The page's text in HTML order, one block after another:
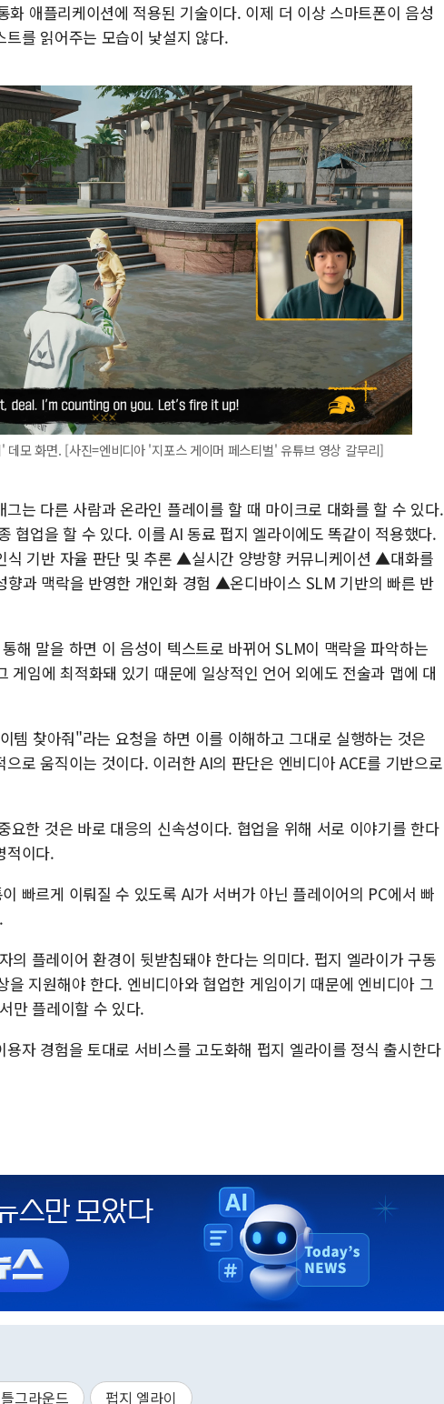
화 애플리케이션에 적용된 기술이다. 이제 더 이상 스마트폰이 음성
를 읽어주는 모습이 낯설지 않다.
모 화면. [사진=엔비디아 '지포스 게이머 페스티벌' 유튜브 영상 갈무리]
는 다른 사람과 온라인 플레이를 할 때 마이크로 대화를 할 수 있다.
협업을 할 수 있다. 이를 AI 동료 펍지 엘라이에도 똑같이 적용했다.
기반 자율 판단 및 추론 ▲실시간 양방향 커뮤니케이션 ▲대화를
과 맥락을 반영한 개인화 경험 ▲온디바이스 SLM 기반의 빠른 반
해 말을 하면 이 음성이 텍스트로 바뀌어 SLM이 맥락을 파악하는
게임에 최적화돼 있기 때문에 일상적인 언어 외에도 전술과 맵에 대
템 찾아줘"라는 요청을 하면 이를 이해하고 그대로 실행하는 것은
로 움직이는 것이다. 이러한 AI의 판단은 엔비디아 ACE를 기반으로
요한 것은 바로 대응의 신속성이다. 협업을 위해 서로 이야기를 한다
적이다.
빠르게 이뤄질 수 있도록 AI가 서버가 아닌 플레이어의 PC에서 빠
의 플레이어 환경이 뒷받침돼야 한다는 의미다. 펍지 엘라이가 구동
을 지원해야 한다. 엔비디아와 협업한 게임이기 때문에 엔비디아 그
만 플레이할 수 있다.
자 경험을 토대로 서비스를 고도화해 펍지 엘라이를 정식 출시한다
그라운드 펍지 엘라이